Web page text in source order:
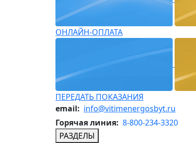
ОНЛАЙН-ОПЛАТА
ПЕРЕДАТЬ ПОКАЗАНИЯ
email: info@vitimenergosbyt.ru
Горячая линия: 8-800-234-3320
РАЗДЕЛЫ